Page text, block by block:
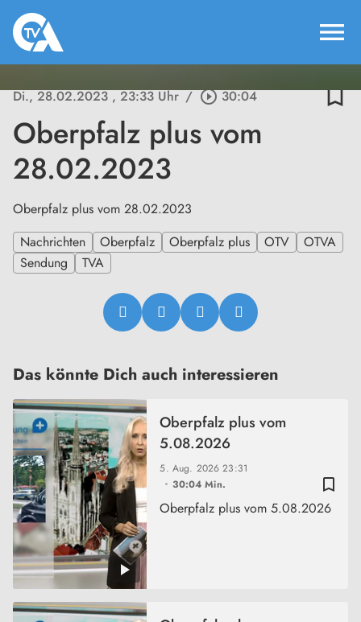
menu
Di., 28.02.2023, 23:33 Uhr / play_circle_outline30:04 bookmark_border
Oberpfalz plus vom
28.02.2023
Oberpfalz plus vom 28.02.2023
Nachrichten
Oberpfalz Oberpfalz plus OTV
OTVA
Sendung
TVA
Das könnte Dich auch interessieren
bookmark_border
5. Aug. 202623:31
30:04 Min.
Oberpfalz plus vom
5.08.2026
Oberpfalz plus vom 5.08.2026